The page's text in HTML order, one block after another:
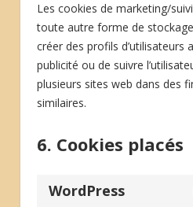
Les cookies de marketing/
toute autre forme de
créer des profils d’utilisateurs
publicité ou de suivre
plusieurs sites web dans des
similaires.
6. Cookies placés
WordPress